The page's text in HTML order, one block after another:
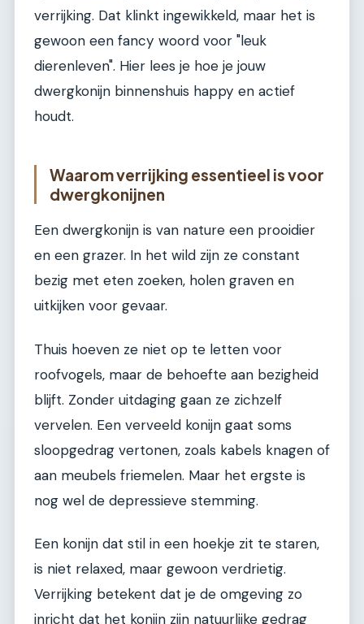
verrijking. Dat klinkt ingewikkeld, maar het is
gewoon een fancy woord voor "leuk
dierenleven". Hier lees je hoe je jouw
dwergkonijn binnenshuis happy en actief
houdt.
Waarom verrijking essentieel is voor
dwergkonijnen
Een dwergkonijn is van nature een prooidier
en een grazer. In het wild zijn ze constant
bezig met eten zoeken, holen graven en
uitkijken voor gevaar.
Thuis hoeven ze niet op te letten voor
roofvogels, maar de behoefte aan bezigheid
blijft. Zonder uitdaging gaan ze zichzelf
vervelen. Een verveeld konijn gaat soms
sloopgedrag vertonen, zoals kabels knagen of
aan meubels friemelen. Maar het ergste is
nog wel de depressieve stemming.
Een konijn dat stil in een hoekje zit te staren,
is niet relaxed, maar gewoon verdrietig.
Verrijking betekent dat je de omgeving zo
inricht dat het konijn zijn natuurlijke gedrag